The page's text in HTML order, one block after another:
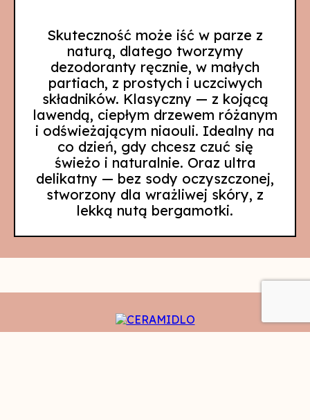
Skuteczność może iść w parze z
naturą, dlatego tworzymy
dezodoranty ręcznie, w małych
partiach, z prostych i uczciwych
składników. Klasyczny — z kojącą
lawendą, ciepłym drzewem różanym
i odświeżającym niaouli. Idealny na
co dzień, gdy chcesz czuć się
świeżo i naturalnie. Oraz ultra
delikatny — bez sody oczyszczonej,
stworzony dla wrażliwej skóry, z
lekką nutą bergamotki.